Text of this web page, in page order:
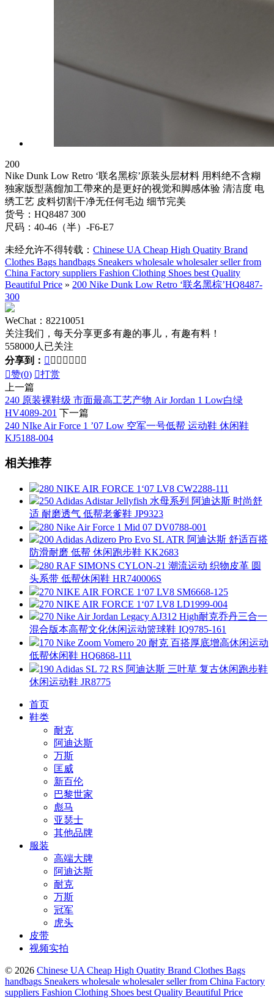
200
Nike Dunk Low Retro ‘联名黑棕’原装头层材料 用料绝不含糊
独家版型蒸餾加工帶來的是更好的视觉和脚感体验 清洁度 电
绣工艺 皮料切割干净无任何毛边 细节完美
货号：HQ8487 300
尺码：40-46（半）-F6-E7
未经允许不得转载： Chinese UA Cheap High Quatity Brand
Clothes Bags handbags Sneakers wholesale wholesaler seller from
China Factory suppliers Fashion Clothing Shoes best Quality
Beautiful Price » 200 Nike Dunk Low Retro ‘联名黑棕’HQ8487-
300
WeChat：82210051
关注我们，每天分享更多有趣的事儿，有趣有料！
558000人已关注
分享到：       
赞(0) 打赏
上一篇
240 原装裸鞋级 市面最高工艺产物 Air Jordan 1 Low白绿
HV4089-201 下一篇
240 NIke Air Force 1 ’07 Low 空军一号低帮 运动鞋 休闲鞋
KJ5188-004
相关推荐
280 NIKE AIR FORCE 1‘07 LV8 CW2288-111
250 Adidas Adistar Jellyfish 水母系列 阿迪达斯 时尚舒
适 耐磨透气 低帮老爹鞋 JP9323
280 Nike Air Force 1 Mid 07 DV0788-001
200 Adidas Adizero Pro Evo SL ATR 阿迪达斯 舒适百搭
防滑耐磨 低帮 休闲跑步鞋 KK2683
280 RAF SIMONS CYLON-21 潮流运动 织物皮革 圆
头系带 低帮休闲鞋 HR740006S
270 NIKE AIR FORCE 1‘07 LV8 SM6668-125
270 NIKE AIR FORCE 1‘07 LV8 LD1999-004
270 Nike Air Jordan Legacy AJ312 High耐克乔丹三合一
混合版本高帮文化休闲运动篮球鞋 IQ9785-161
170 Nike Zoom Vomero 20 耐克 百搭厚底增高休闲运动
低帮休闲鞋 HQ6868-111
190 Adidas SL 72 RS 阿迪达斯 三叶草 复古休闲跑步鞋
休闲运动鞋 JR8775
首页
鞋类
耐克
阿迪达斯
万斯
匡威
新百伦
巴黎世家
彪马
亚瑟士
其他品牌
服装
高端大牌
阿迪达斯
耐克
万斯
冠军
虎头
皮带
视频实拍
© 2026 Chinese UA Cheap High Quatity Brand Clothes Bags
handbags Sneakers wholesale wholesaler seller from China Factory
suppliers Fashion Clothing Shoes best Quality Beautiful Price